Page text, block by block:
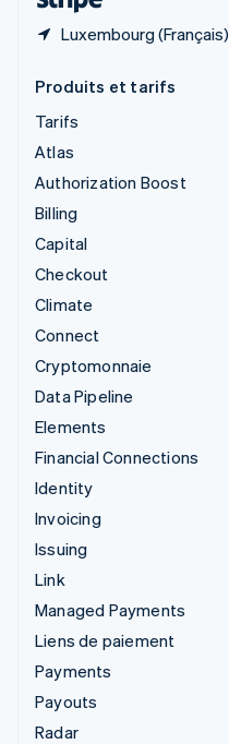
Luxembourg (Français)
Produits et tarifs
Tarifs
Atlas
Authorization Boost
Billing
Capital
Checkout
Climate
Connect
Cryptomonnaie
Data Pipeline
Elements
Financial Connections
Identity
Invoicing
Issuing
Link
Managed Payments
Liens de paiement
Payments
Payouts
Radar